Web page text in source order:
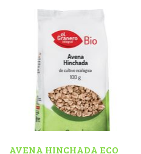
AVENA HINCHADA ECO